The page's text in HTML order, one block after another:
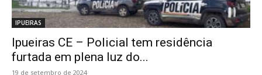
IPUEIRAS
Ipueiras CE – Policial tem residência
furtada em plena luz do...
19 de setembro de 2024